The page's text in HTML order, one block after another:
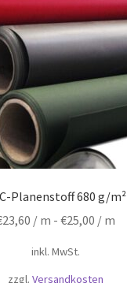
Planenstoff 680 g/m²
23,60 / m - €25,00 / m
inkl. MwSt.
zzgl. Versandkosten